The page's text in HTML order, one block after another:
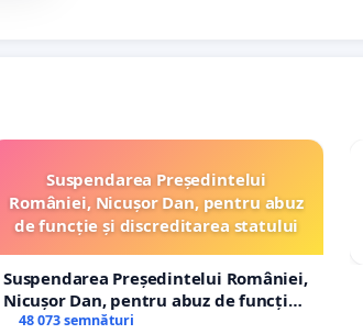
Suspendarea Președintelui
României, Nicușor Dan, pentru abuz
de funcție și discreditarea statului
Suspendarea Președintelui României,
Nicușor Dan, pentru abuz de funcție
și discreditarea statului
48 073 semnături